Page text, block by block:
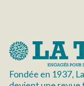
Fondée en 1937,